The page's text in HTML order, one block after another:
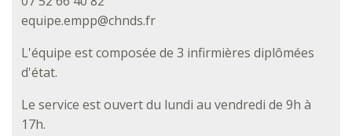
equipe.empp@chnds.fr
L'équipe est composée de 3 infirmières diplômées
d'état.
Le service est ouvert du lundi au vendredi de 9h à
17h.